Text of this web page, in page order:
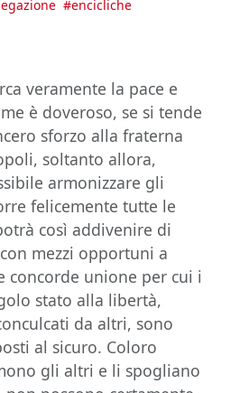
#encicliche
veramente la pace e
è doveroso, se si tende
sforzo alla fraterna
soltanto allora,
armonizzare gli
felicemente tutte le
così addivenire di
mezzi opportuni a
concorde unione per cui i
stato alla libertà,
da altri, sono
al sicuro. Coloro
gli altri e li spogliano